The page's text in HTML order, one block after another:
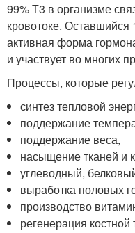
99% Т3 в организме
кровотоке.
активная форма
и участвует во многих
Процессы, которые
синтез тепловой
поддержание
поддержание веса,
насыщение тканей и
углеводный,
выработка половых
производство
регенерация костной